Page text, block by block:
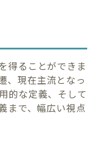
得ることができま
、現在主流となっ
的な定義、そして
まで、幅広い視点